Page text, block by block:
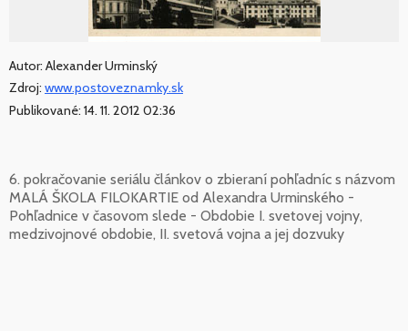
Autor: Alexander Urminský
Zdroj: www.postoveznamky.sk
Publikované: 14. 11. 2012 02:36
6. pokračovanie seriálu článkov o zbieraní pohľadníc s názvom
MALÁ ŠKOLA FILOKARTIE od Alexandra Urminského -
Pohľadnice v časovom slede - Obdobie I. svetovej vojny,
medzivojnové obdobie, II. svetová vojna a jej dozvuky